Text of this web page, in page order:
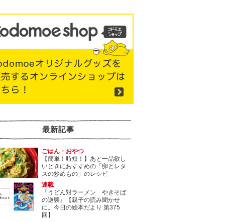
最新記事
ごはん・おやつ
【簡単！時短！】あと一品欲し
いときにおすすめの「卵とレタ
スの炒めもの」のレシピ
連載
『うどん対ラーメン やきそば
の逆襲』【親子の読み聞かせ
に。今日の絵本だより 第375
回】